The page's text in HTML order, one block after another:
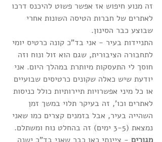
זה מנוע חיפוש אז אפשר פשוט להיכנס דרכו
לאתרים של חברות הטיסה השונות אחרי
שבוצע כבר הסינון.
התניידות בעיר - אני בד"כ קונה כרטיס יומי
לתחבורה הציבורית, שגם הוא זול ונוח וזה
חוסך לי התעסקות מיותרת במהלך היום. אני
יודעת שיש כאלה שקונים כרטיסים שבועיים
או כל מיני אפשרויות תיירותיות כולל כניסות
לאתרים וכו', זה בעיקר תלוי במשך זמן
השהייה בעיר, אבל בזמנים קצרים כמו שאני
נמצאת (3-5 ימים) זה בהחלט נוח ומשתלם.